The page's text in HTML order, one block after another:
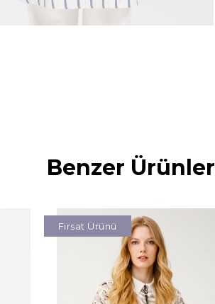
Benzer Ürünler
Fırsat Ürünü